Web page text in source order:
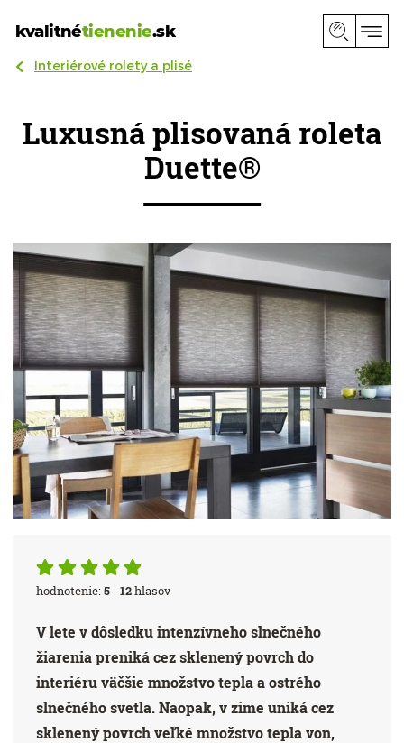
kvalitnétienenie.sk
Interiérové rolety a plisé
Luxusná plisovaná roleta
Duette®
hodnotenie:5 -12hlasov
V lete v dôsledku intenzívneho slnečného
žiarenia preniká cez sklenený povrch do
interiéru väčšie množstvo tepla a ostrého
slnečného svetla. Naopak, v zime uniká cez
sklenený povrch veľké množstvo tepla von,